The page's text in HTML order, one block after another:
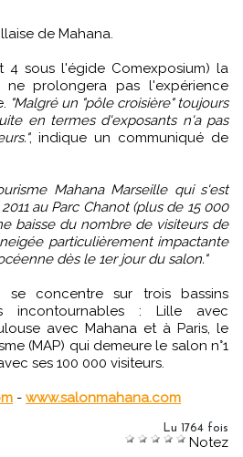
de Mahana.
4 sous l'égide Comexposium) la
ne prolongera pas l'expérience
"Malgré un "pôle croisière" toujours
en termes d'exposants n'a pas
, indique un communiqué de
Mahana Marseille qui s'est
au Parc Chanot (plus de 15 000
baisse du nombre de visiteurs de
particulièrement impactante
dès le 1er jour du salon."
concentre sur trois bassins
incontournables : Lille avec
avec Mahana et à Paris, le
(MAP) qui demeure le salon n°1
ses 100 000 visiteurs.
- www.salonmahana.com
Lu 1764 fois
Notez